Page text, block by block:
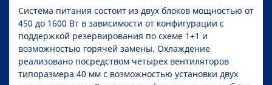
Система питания состоит из двух блоков мощностью от
450 до 1600 Вт в зависимости от конфигурации с
поддержкой резервирования по схеме 1+1 и
возможностью горячей замены. Охлаждение
реализовано посредством четырех вентиляторов
типоразмера 40 мм с возможностью установки двух